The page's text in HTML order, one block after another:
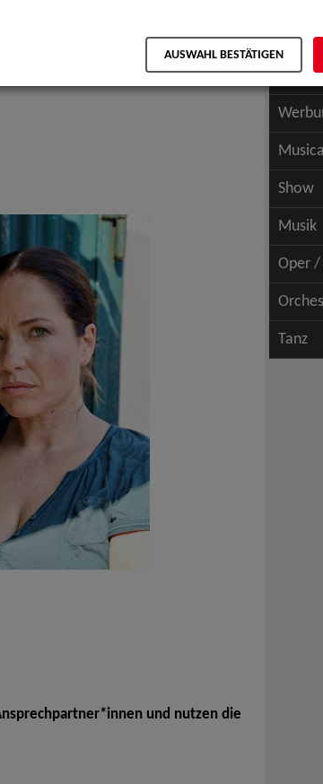
und nutzen die
Musical
Show
Musik
Oper /
Tanz
AUSWAHL BESTÄTIGEN